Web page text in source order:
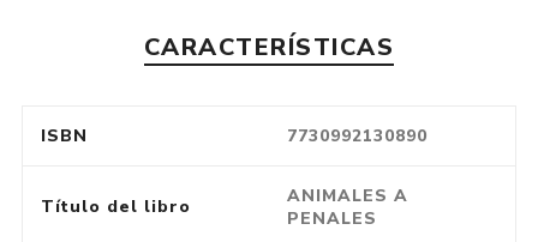
CARACTERÍSTICAS
ISBN 7730992130890
Título del libro
ANIMALES A
PENALES